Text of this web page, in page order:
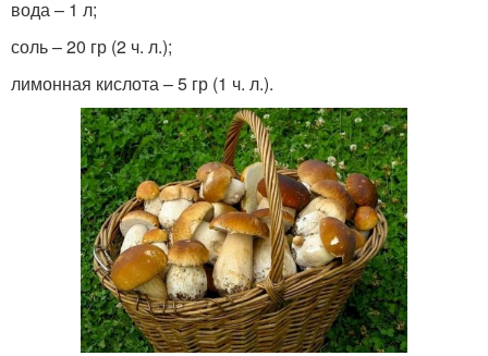
вода – 1 л;
соль – 20 гр (2 ч. л.);
лимонная кислота – 5 гр (1 ч. л.).